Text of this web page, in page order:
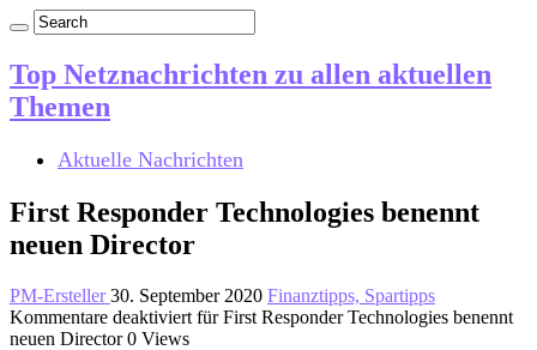
Top Netznachrichten zu allen aktuellen
Themen
Aktuelle Nachrichten
First Responder Technologies benennt
neuen Director
PM-Ersteller30. September 2020 Finanztipps, Spartipps
Kommentare deaktiviert für First Responder Technologies benennt
neuen Director 0 Views